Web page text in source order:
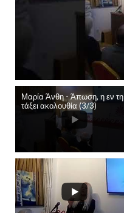
Μαρία Άνθη - Άπωση, η εν τη
τάξει ακολουθία (3/3)